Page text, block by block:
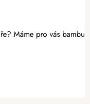
Máme pro vás